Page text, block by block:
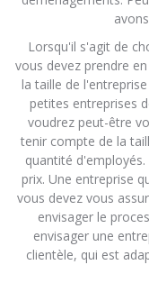
Lorsqu'il s'agit de
vous devez prendre
la taille de
petites entreprises
voudrez peut-être
tenir compte de la
quantité
prix. Une entreprise
vous devez vous
envisager le
envisager une
clientèle, qui est